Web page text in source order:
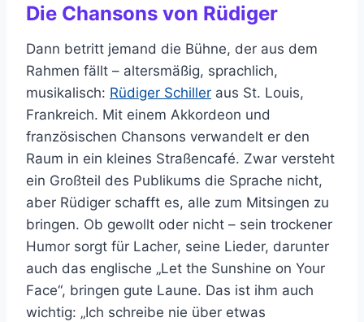
Die Chansons von Rüdiger
Dann betritt jemand die Bühne, der aus dem
Rahmen fällt – altersmäßig, sprachlich,
musikalisch: Rüdiger Schiller aus St. Louis,
Frankreich. Mit einem Akkordeon und
französischen Chansons verwandelt er den
Raum in ein kleines Straßencafé. Zwar versteht
ein Großteil des Publikums die Sprache nicht,
aber Rüdiger schafft es, alle zum Mitsingen zu
bringen. Ob gewollt oder nicht – sein trockener
Humor sorgt für Lacher, seine Lieder, darunter
auch das englische „Let the Sunshine on Your
Face“, bringen gute Laune. Das ist ihm auch
wichtig: „Ich schreibe nie über etwas